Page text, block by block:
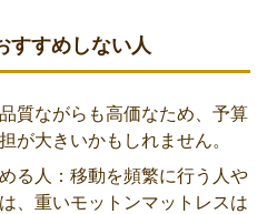
すすめしない人
質ながらも高価なため、予算
が大きいかもしれません。
る人：移動を頻繁に行う人や
、重いモットンマットレスは